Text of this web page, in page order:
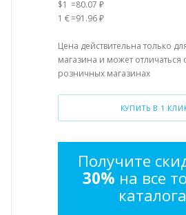
$1 =80.07 ₽
1 €=91.96 ₽
Цена действительна только
магазина и может отличаться
розничных магазинах
КУПИТЬ В 1
Получите
30% на все